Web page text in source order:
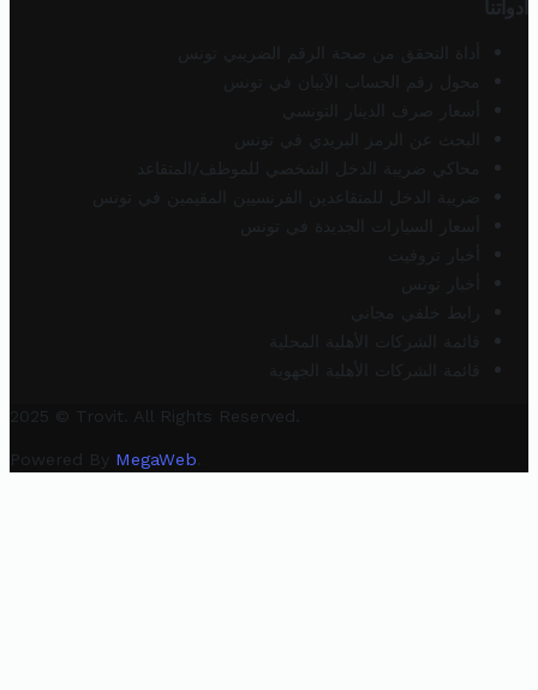
أدواتنا
أداة التحقق من صحة الرقم الضريبي تونس
محول رقم الحساب الآيبان في تونس
أسعار صرف الدينار التونسي
البحث عن الرمز البريدي في تونس
محاكي ضريبة الدخل الشخصي للموظف/المتقاعد
ضريبة الدخل للمتقاعدين الفرنسيين المقيمين في تونس
أسعار السيارات الجديدة في تونس
أخبار تروفيت
أخبار تونس
رابط خلفي مجاني
قائمة الشركات الأهلية المحلية
قائمة الشركات الأهلية الجهوية
2025 © Trovit. All Rights Reserved.
Powered By MegaWeb